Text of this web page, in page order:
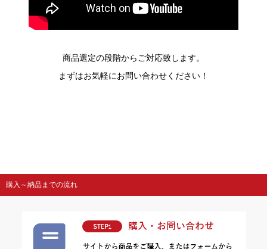
商品選定の段階からご対応致します。
まずはお気軽にお問い合わせください！
購入～納品までの流れ